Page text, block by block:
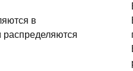
в
распределяются